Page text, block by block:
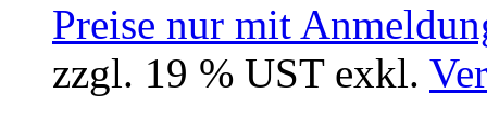
Preise nur mit
zzgl. 19 % UST exkl.